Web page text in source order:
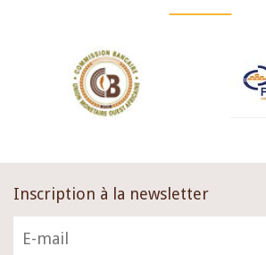
Inscription à la newsletter